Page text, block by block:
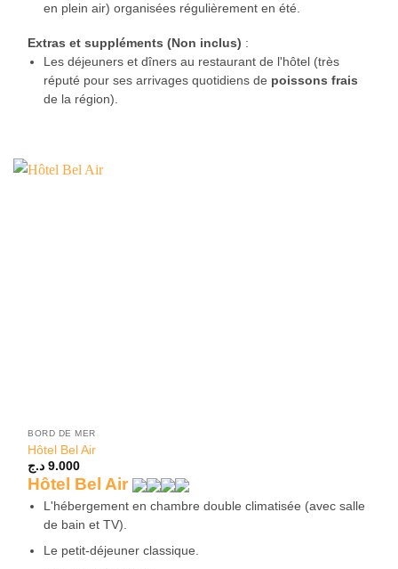
en plein air) organisées régulièrement en été.
Extras et suppléments (Non inclus) :
Les déjeuners et dîners au restaurant de l'hôtel (très
réputé pour ses arrivages quotidiens de poissons frais
de la région).
BORD DE MER
Hôtel Bel Air
9.000 د.ج
Hôtel Bel Air
L'hébergement en chambre double climatisée (avec salle
de bain et TV).
Le petit-déjeuner classique.